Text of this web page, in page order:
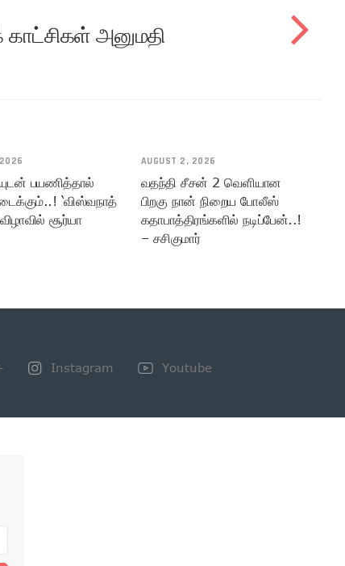
காட்சிகள் அனுமதி
பயணித்தால்
‘விஸ்வநாத்
சூர்யா
AUGUST 2, 2026
வதந்தி சீசன் 2 வெளியான
பிறகு நான் நிறைய போலீஸ்
கதாபாத்திரங்களில் நடிப்பேன்..!
– சசிகுமார்
Instagram Youtube